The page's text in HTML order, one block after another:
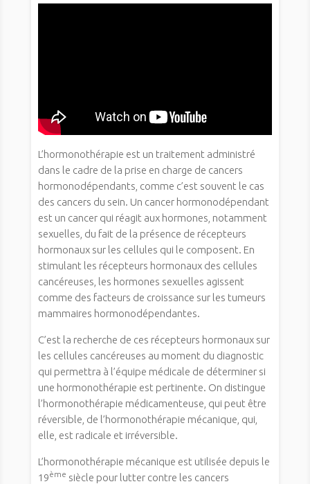
L’hormonothérapie est un traitement administré
dans le cadre de la prise en charge de cancers
hormonodépendants, comme c’est souvent le cas
des cancers du sein. Un cancer hormonodépendant
est un cancer qui réagit aux hormones, notamment
sexuelles, du fait de la présence de récepteurs
hormonaux sur les cellules qui le composent. En
stimulant les récepteurs hormonaux des cellules
cancéreuses, les hormones sexuelles agissent
comme des facteurs de croissance sur les tumeurs
mammaires hormonodépendantes.
C’est la recherche de ces récepteurs hormonaux sur
les cellules cancéreuses au moment du diagnostic
qui permettra à l’équipe médicale de déterminer si
une hormonothérapie est pertinente. On distingue
l’hormonothérapie médicamenteuse, qui peut être
réversible, de l’hormonothérapie mécanique, qui,
elle, est radicale et irréversible.
L’hormonothérapie mécanique est utilisée depuis le
19ème siècle pour lutter contre les cancers